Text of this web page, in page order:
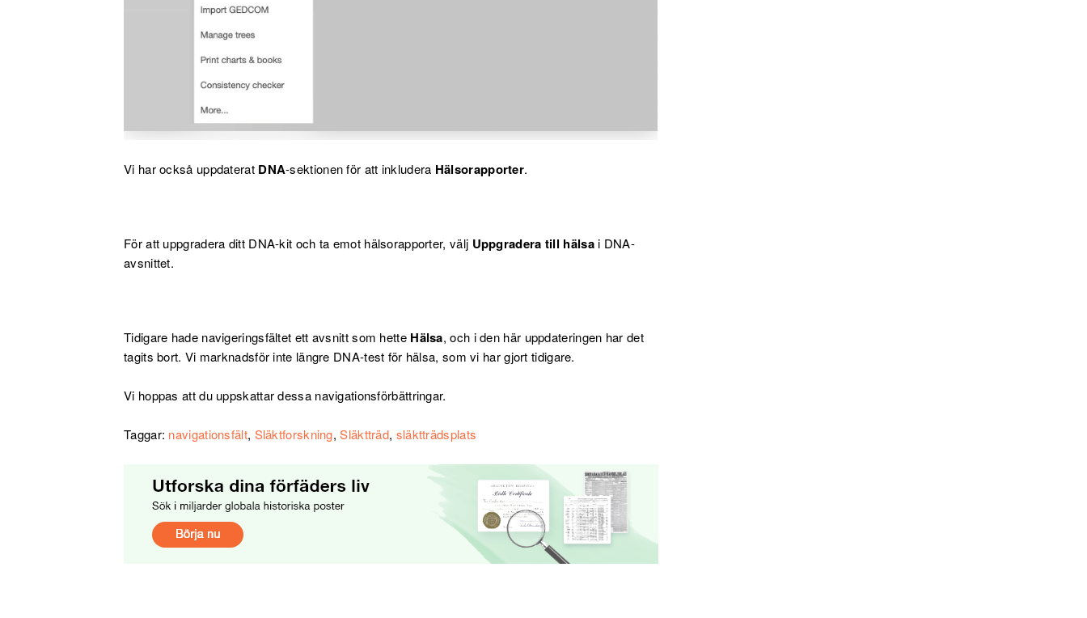
Vi har också uppdaterat DNA-sektionen för att inkludera Hälsorapporter.
För att uppgradera ditt DNA-kit och ta emot hälsorapporter, välj Uppgradera till hälsai DNA-
avsnittet.
Tidigare hade navigeringsfältet ett avsnitt som hette Hälsa, och i den här uppdateringen har det
tagits bort. Vi marknadsför inte längre DNA-test för hälsa, som vi har gjort tidigare.
Vi hoppas att du uppskattar dessa navigationsförbättringar.
Taggar: navigationsfält, Släktforskning,Släktträd, släktträdsplats